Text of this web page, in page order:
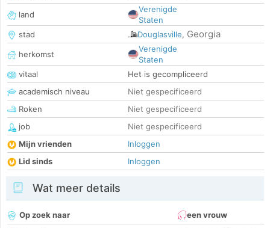
land
Verenigde
Staten
stad
Douglasville, Georgia
herkomst
Verenigde
Staten
vitaal
Het is gecompliceerd
academisch niveau
Niet gespecificeerd
Roken
Niet gespecificeerd
job
Niet gespecificeerd
Mijn vrienden
Inloggen
Lid sinds
Inloggen
Wat meer details
Op zoek naar
een vrouw